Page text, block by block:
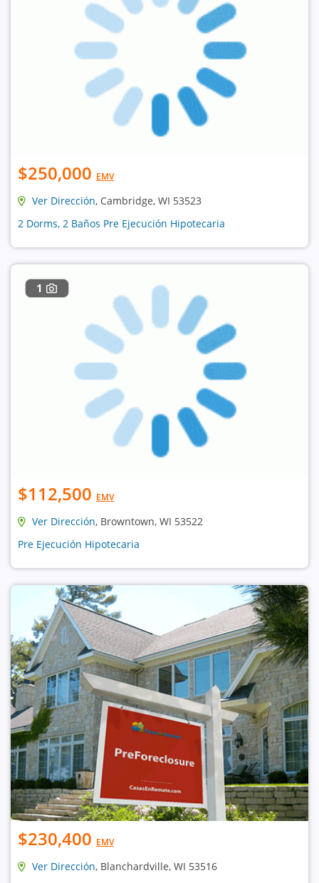
$250,000 EMV
Ver Dirección, Cambridge, WI 53523
2 Dorms, 2 Baños Pre Ejecución Hipotecaria
1
$112,500 EMV
Ver Dirección, Browntown, WI 53522
Pre Ejecución Hipotecaria
$230,400 EMV
Ver Dirección, Blanchardville, WI 53516